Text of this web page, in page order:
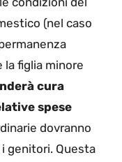
(nel caso
la figlia minore
cura
spese
dovranno
genitori. Questa